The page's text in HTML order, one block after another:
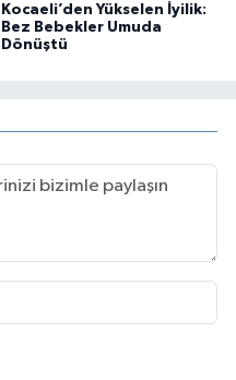
Kocaeli’den Yükselen İyilik:
Bez Bebekler Umuda
Dönüştü